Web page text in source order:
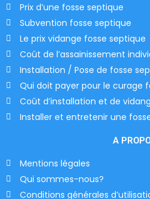
Prix d’une fosse septique
Subvention fosse septique
Le prix vidange fosse septique
Coût de l’assainissement
Installation / Pose de fosse
Qui doit payer pour le curage
Coût d’installation et de
Installer et entretenir une
A
Mentions légales
Qui sommes-nous?
Conditions générales